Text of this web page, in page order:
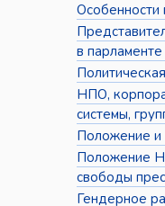
Особенности
в
НПО,
системы,
Положение
Положение
свободы
Гендерное